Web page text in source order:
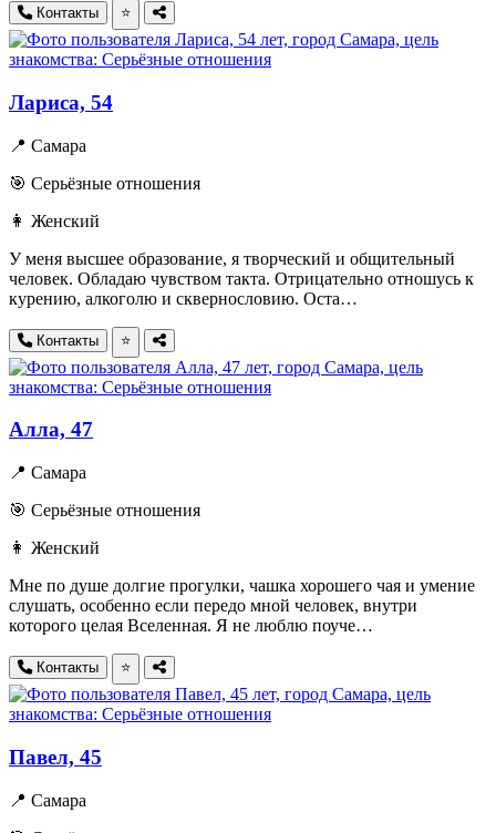
Контакты ⭐
Лариса, 54
📍 Самара
🎯 Серьёзные отношения
👩 Женский
У меня высшее образование, я творческий и общительный
человек. Обладаю чувством такта. Отрицательно отношусь к
курению, алкоголю и сквернословию. Оста…
Контакты ⭐
Алла, 47
📍 Самара
🎯 Серьёзные отношения
👩 Женский
Мне по душе долгие прогулки, чашка хорошего чая и умение
слушать, особенно если передо мной человек, внутри
которого целая Вселенная. Я не люблю поуче…
Контакты ⭐
Павел, 45
📍 Самара